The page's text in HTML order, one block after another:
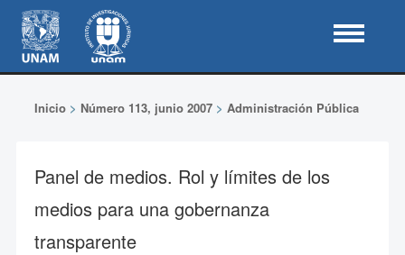
Inicio> Número 113, junio 2007> Administración Pública
Panel de medios. Rol y límites de los
medios para una gobernanza
transparente